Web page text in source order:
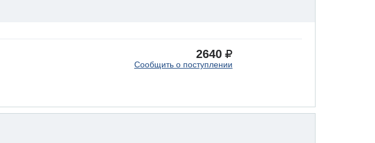
2640
Сообщить о поступлении